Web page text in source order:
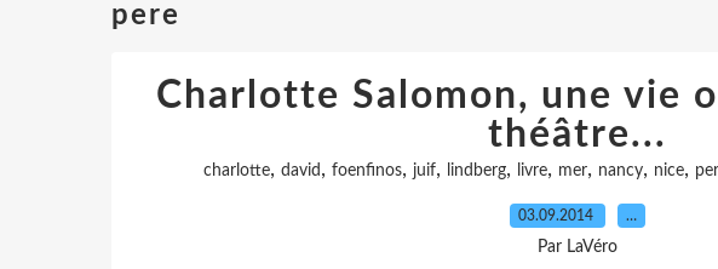
pere
Charlotte Salomon, une vie
théâtre...
charlotte, david , foenfinos, juif, lindberg, livre, mer, nancy, nice,
03.09.2014 …
Par LaVéro